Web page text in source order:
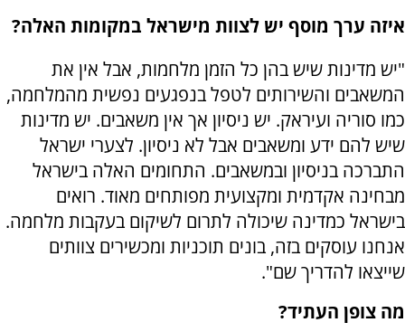
איזה ערך מוסף יש לצוות מישראל במקומות האלה?
"יש מדינות שיש בהן כל הזמן מלחמות, אבל אין את
המשאבים והשירותים לטפל בנפגעים נפשית מהמלחמה,
כמו סוריה ועיראק. יש ניסיון אך אין משאבים. יש מדינות
שיש להם ידע ומשאבים אבל לא ניסיון. לצערי ישראל
התברכה בניסיון ובמשאבים. התחומים האלה בישראל
מבחינה אקדמית ומקצועית מפותחים מאוד. רואים
בישראל כמדינה שיכולה לתרום לשיקום בעקבות מלחמה.
אנחנו עוסקים בזה, בונים תוכניות ומכשירים צוותים
שייצאו להדריך שם".
מה צופן העתיד?